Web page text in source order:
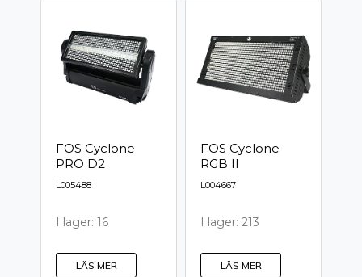
FOS Cyclone
PRO D2
L005488
I lager: 16
LÄS MER
FOS Cyclone
RGB II
L004667
I lager: 213
LÄS MER